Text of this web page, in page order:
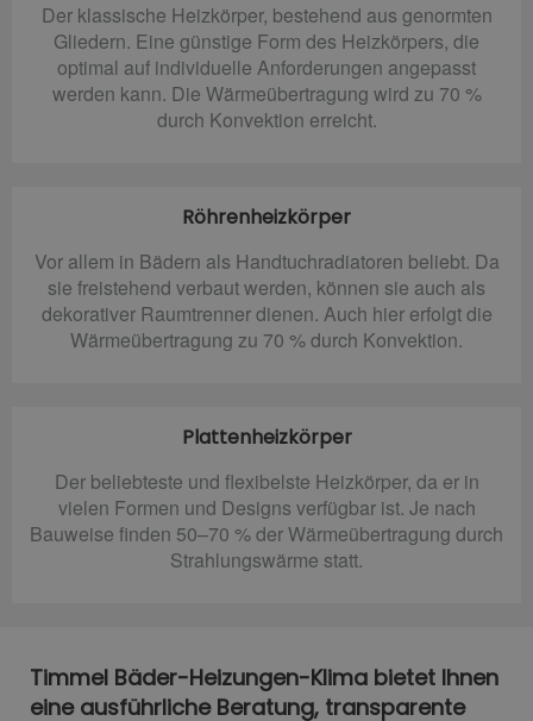
Der klassische Heizkörper, bestehend aus genormten
Gliedern. Eine günstige Form des Heizkörpers, die
optimal auf individuelle Anforderungen angepasst
werden kann. Die Wärmeübertragung wird zu 70 %
durch Konvektion erreicht.
Röhrenheizkörper
Vor allem in Bädern als Handtuchradiatoren beliebt. Da
sie freistehend verbaut werden, können sie auch als
dekorativer Raumtrenner dienen. Auch hier erfolgt die
Wärmeübertragung zu 70 % durch Konvektion.
Plattenheizkörper
Der beliebteste und flexibelste Heizkörper, da er in
vielen Formen und Designs verfügbar ist. Je nach
Bauweise finden 50–70 % der Wärmeübertragung durch
Strahlungswärme statt.
Timmel Bäder-Heizungen-Klima bietet Ihnen
eine ausführliche Beratung, transparente